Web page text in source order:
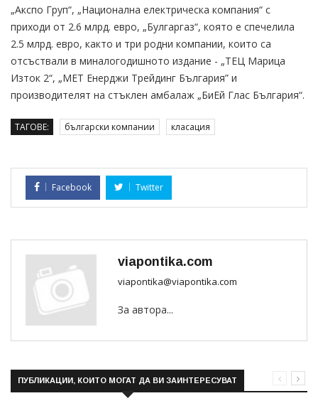
„Акспо Груп“, „Национална електрическа компания“ с
приходи от 2.6 млрд. евро, „Булгаргаз“, която е спечелила
2.5 млрд. евро, както и три родни компании, които са
отсъствали в миналогодишното издание - „ТЕЦ Марица
Изток 2“, „МЕТ Енерджи Трейдинг България” и
производителят на стъклен амбалаж „БиЕй Глас България“.
ТАГОВЕ: български компании класация
Facebook Twitter
viapontika.com
viapontika@viapontika.com
За автора...
ПУБЛИКАЦИИ, КОИТО МОГАТ ДА ВИ ЗАИНТЕРЕСУВАТ